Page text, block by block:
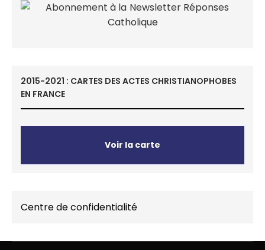
2015-2021 : CARTES DES ACTES CHRISTIANOPHOBES
EN FRANCE
Voir la carte
Centre de confidentialité